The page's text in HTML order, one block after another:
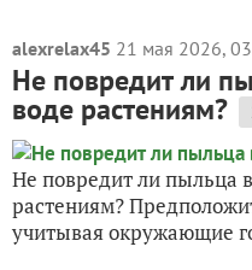
alexrelax45 21 мая 2026,
Не повредит ли
воде растениям?
Не повредит ли пыльца
растениям?
учитывая окружающие